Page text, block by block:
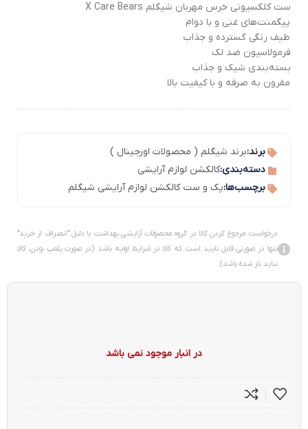
ست کلکسیونی خرس مهربان شیگلم X Care Bears
پیگمنت‌های غنی و با دوام
طیف رنگی گسترده و جذاب
فرمولاسیون ضد لک
بسته‌بندی شیک و جذاب
مقرون به صرفه و با کیفیت بالا
برند:برند شیگلم ( محصولات اورجینال )
دسته‌بندی:کالکشن لوازم آرایشی
برچسب‌ها:پک و ست کالکشن لوازم آرایشی شیگلم
درخواست مرجوع کردن کالا در گروه محصولات آرایشی بهداشت با دلیل "انصراف از خرید"
تنها در صورتی قابل تایید است که کالا در شرایط اولیه باشد (در صورت پلمپ بودن، کالا
نباید باز شده باشد).
در انبار موجود نمی باشد